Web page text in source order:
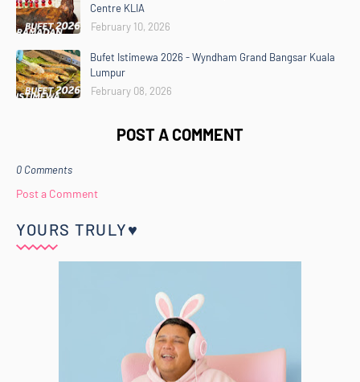
Centre KLIA
February 10, 2026
Bufet Istimewa 2026 - Wyndham Grand Bangsar Kuala
Lumpur
February 08, 2026
POST A COMMENT
0 Comments
Post a Comment
YOURS TRULY♥